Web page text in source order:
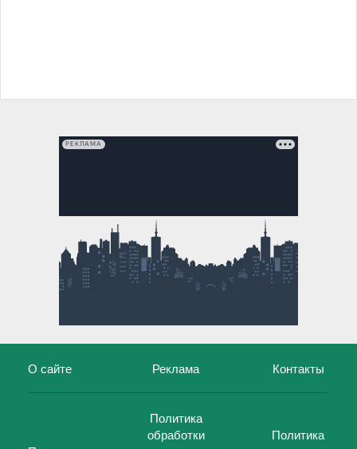
РЕКЛАМА
О сайте Реклама Контакты
Политика
обработки
Политика